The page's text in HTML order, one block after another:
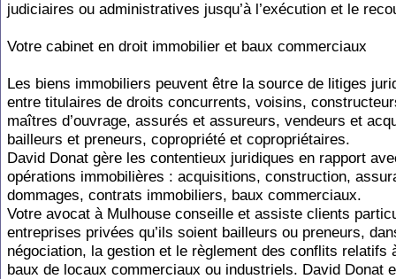
judiciaires ou administratives jusqu’à l’exécution et le
Votre cabinet en droit immobilier et baux commerciaux
Les biens immobiliers peuvent être la source de litiges
entre titulaires de droits concurrents, voisins,
maîtres d’ouvrage, assurés et assureurs, vendeurs et
bailleurs et preneurs, copropriété et copropriétaires.
David Donat gère les contentieux juridiques en rapport
opérations immobilières : acquisitions, construction,
dommages, contrats immobiliers, baux commerciaux.
Votre avocat à Mulhouse conseille et assiste clients
entreprises privées qu’ils soient bailleurs ou preneurs,
négociation, la gestion et le règlement des conflits relatifs
baux de locaux commerciaux ou industriels. David Donat